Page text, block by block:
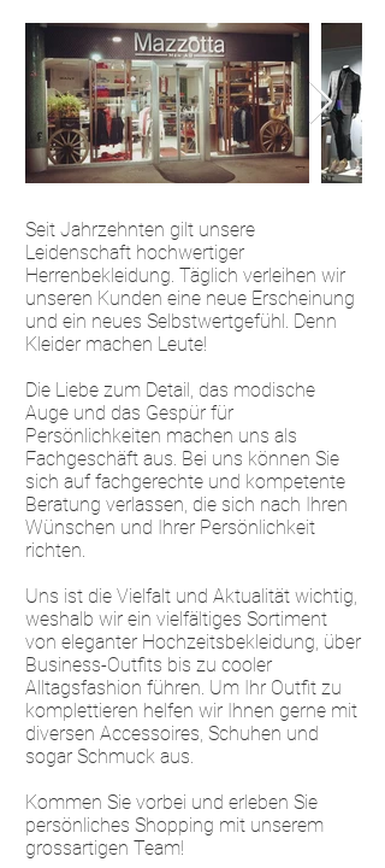
Seit Jahrzehnten gilt unsere
Leidenschaft hochwertiger
Herrenbekleidung. Täglich verleihen wir
unseren Kunden eine neue Erscheinung
und ein neues Selbstwertgefühl. Denn
Kleider machen Leute!
Die Liebe zum Detail, das modische
Auge und das Gespür für
Persönlichkeiten machen uns als
Fachgeschäft aus. Bei uns können Sie
sich auf fachgerechte und kompetente
Beratung verlassen, die sich nach Ihren
Wünschen und Ihrer Persönlichkeit
richten.
Uns ist die Vielfalt und Aktualität wichtig,
weshalb wir ein vielfältiges Sortiment
von eleganter Hochzeitsbekleidung, über
Business-Outfits bis zu cooler
Alltagsfashion führen. Um Ihr Outfit zu
komplettieren helfen wir Ihnen gerne mit
diversen Accessoires, Schuhen und
sogar Schmuck aus.
Kommen Sie vorbei und erleben Sie
persönliches Shopping mit unserem
grossartigen Team!